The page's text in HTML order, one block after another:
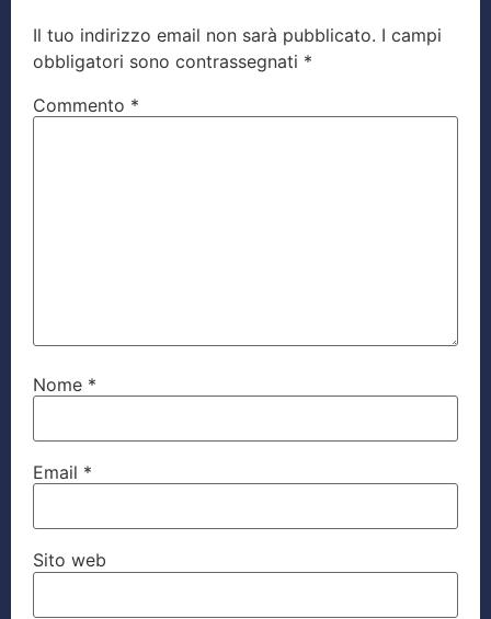
Il tuo indirizzo email non sarà pubblicato. I campi
obbligatori sono contrassegnati *
Commento *
Nome *
Email *
Sito web